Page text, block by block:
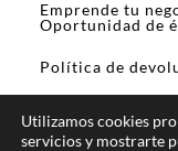
Emprende tu
Oportunidad de
Política de
Utilizamos cookies
servicios y mostrarte